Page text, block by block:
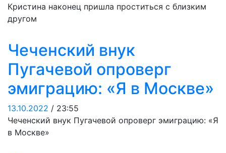
Кристина наконец пришла проститься с близким
другом
Чеченский внук
Пугачевой опроверг
эмиграцию: «Я в Москве»
13.10.2022 / 23:55
Чеченский внук Пугачевой опроверг эмиграцию: «Я
в Москве»